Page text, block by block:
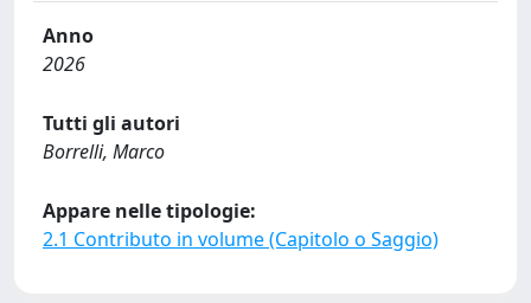
Anno
2026
Tutti gli autori
Borrelli, Marco
Appare nelle tipologie:
2.1 Contributo in volume (Capitolo o Saggio)